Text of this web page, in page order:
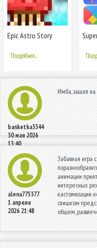
Epic Astro Story
Подробнее...
banketka3344
30 мая 2026
13:40
Имба, зашел на
alena775377
1 апреля
2026 21:48
Забавная игра
анимации
интересных
кастомизации
слишком
общем,